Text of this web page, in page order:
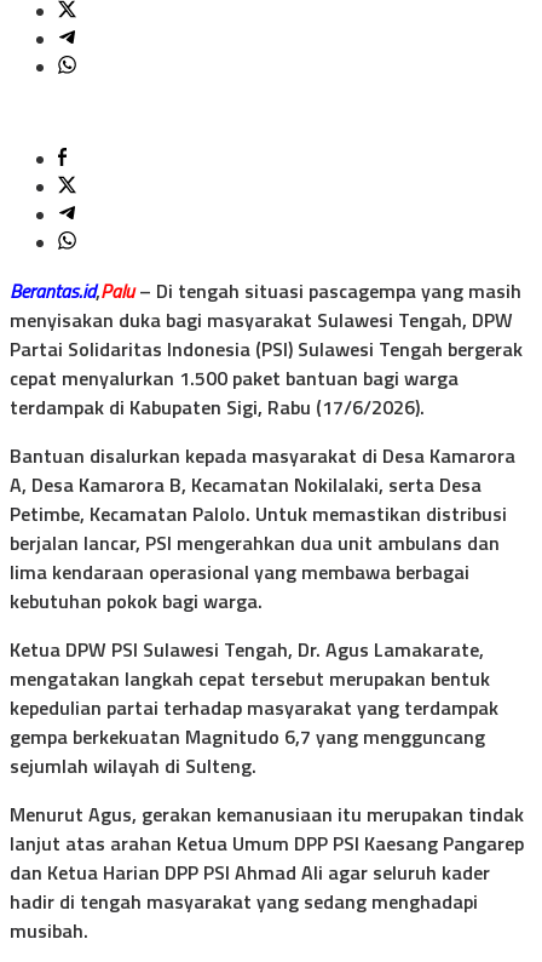
Berantas.id,Palu– Di tengah situasi pascagempa yang masih
menyisakan duka bagi masyarakat Sulawesi Tengah, DPW
Partai Solidaritas Indonesia (PSI) Sulawesi Tengah bergerak
cepat menyalurkan 1.500 paket bantuan bagi warga
terdampak di Kabupaten Sigi, Rabu (17/6/2026).
Bantuan disalurkan kepada masyarakat di Desa Kamarora
A, Desa Kamarora B, Kecamatan Nokilalaki, serta Desa
Petimbe, Kecamatan Palolo. Untuk memastikan distribusi
berjalan lancar, PSI mengerahkan dua unit ambulans dan
lima kendaraan operasional yang membawa berbagai
kebutuhan pokok bagi warga.
Ketua DPW PSI Sulawesi Tengah, Dr. Agus Lamakarate,
mengatakan langkah cepat tersebut merupakan bentuk
kepedulian partai terhadap masyarakat yang terdampak
gempa berkekuatan Magnitudo 6,7 yang mengguncang
sejumlah wilayah di Sulteng.
Menurut Agus, gerakan kemanusiaan itu merupakan tindak
lanjut atas arahan Ketua Umum DPP PSI Kaesang Pangarep
dan Ketua Harian DPP PSI Ahmad Ali agar seluruh kader
hadir di tengah masyarakat yang sedang menghadapi
musibah.